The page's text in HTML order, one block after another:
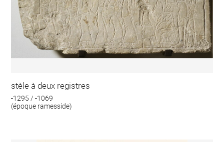
stèle à deux registres
-1295 / -1069
(époque ramesside)